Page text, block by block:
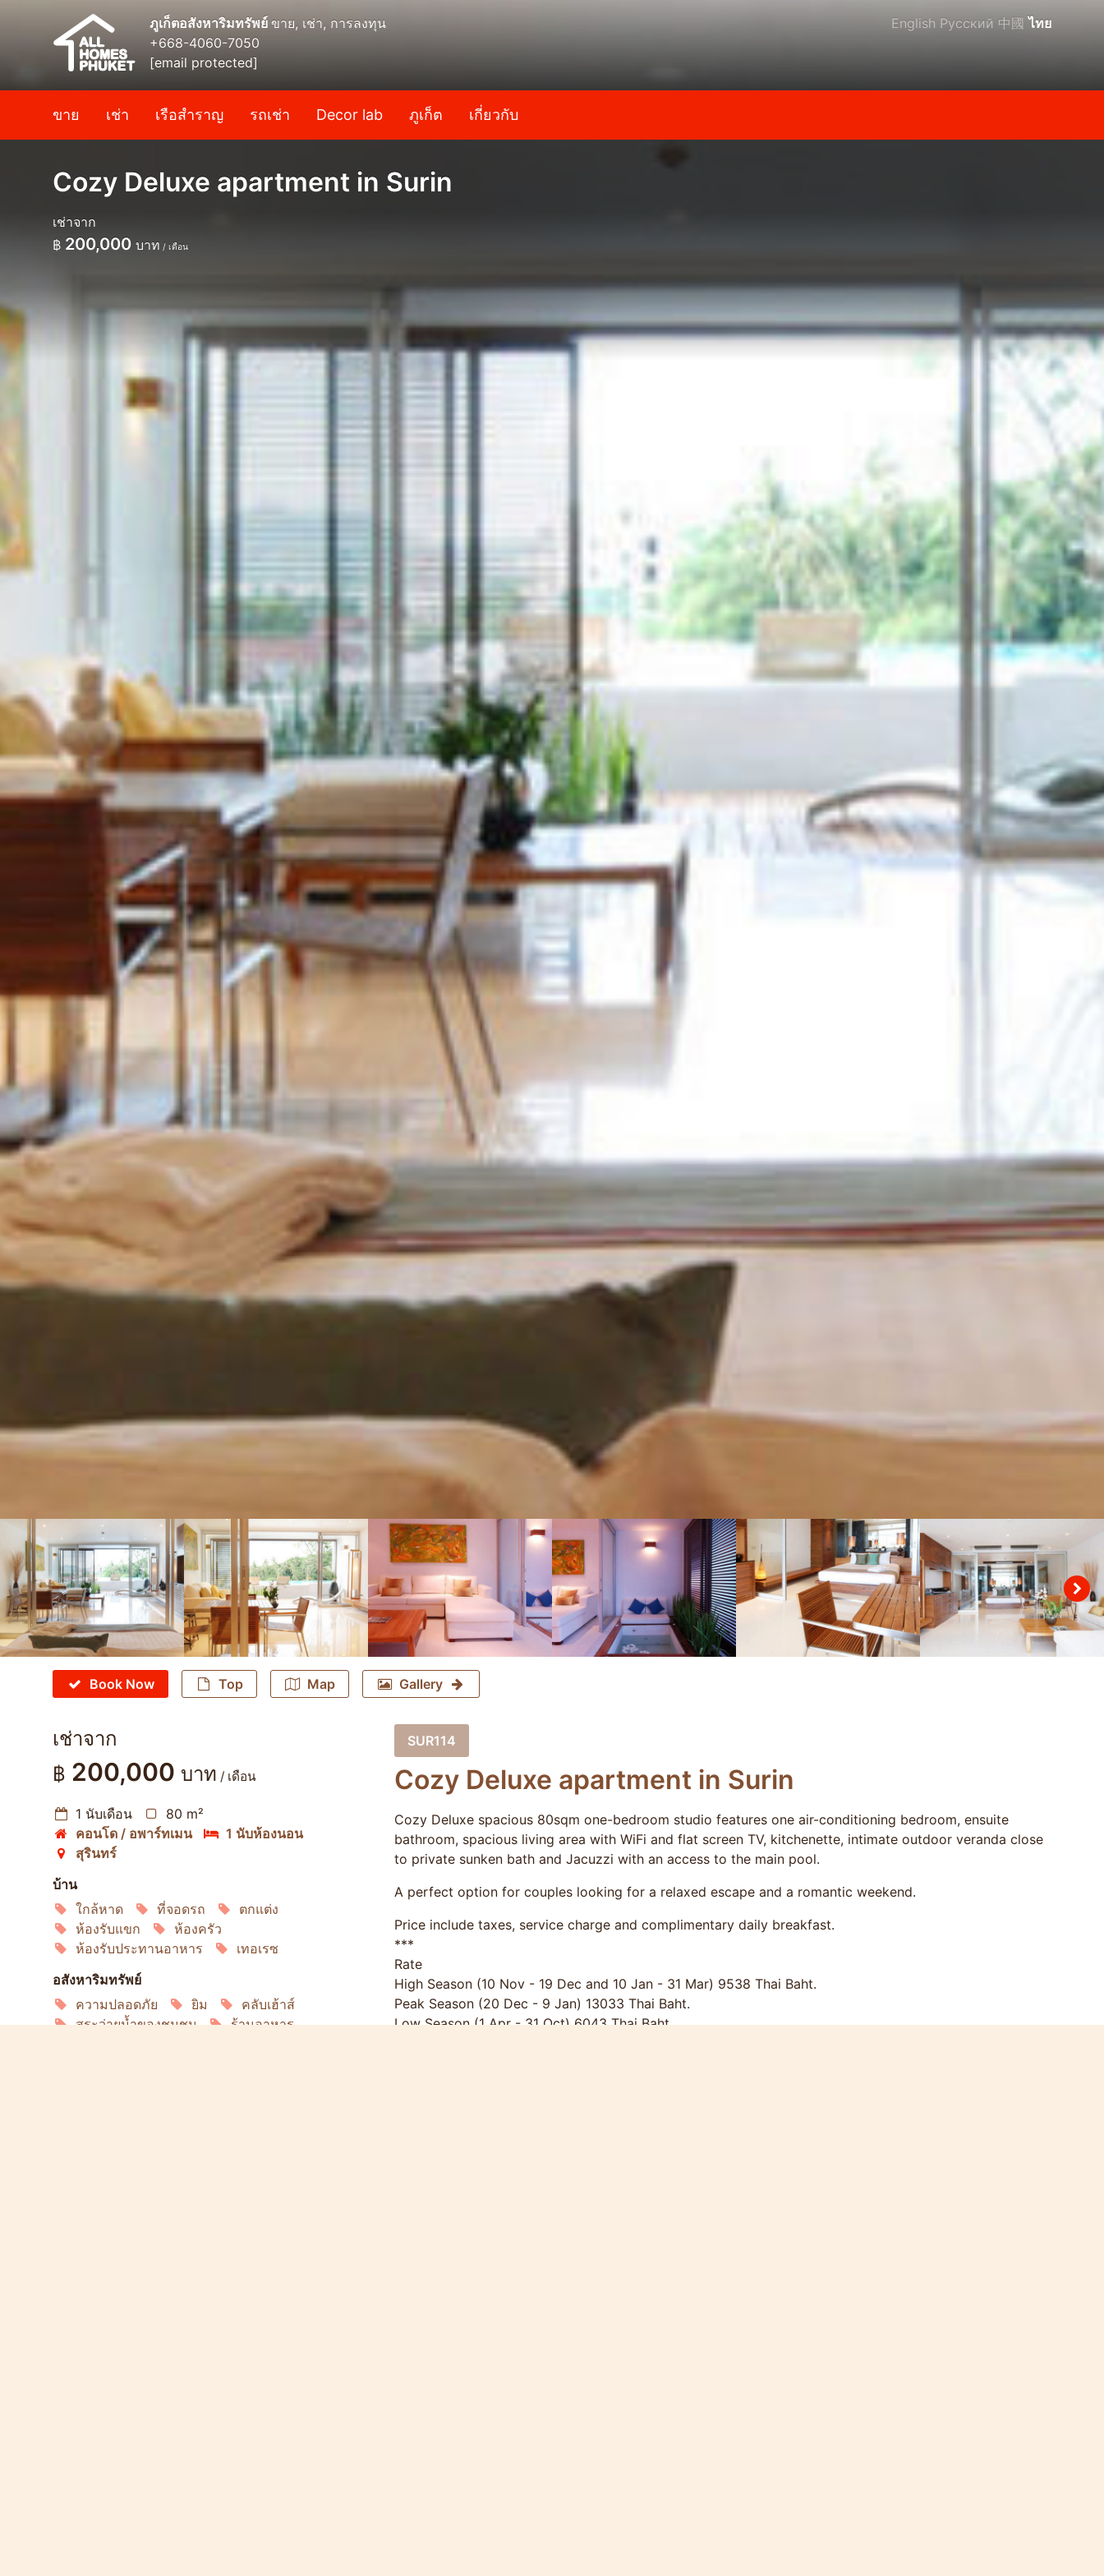
ภูเก็ตอสังหาริมทรัพย์ ขาย, เช่า, การลงทุน
+668-4060-7050
[email protected]
English Русский 中國 ไทย
ขาย เช่า เรือสำราญ รถเช่า Decor lab ภูเก็ต เกี่ยวกับ
Cozy Deluxe apartment in Surin
เช่าจาก
฿ 200,000 บาท / เดือน
Book Now Top Map Gallery
เช่าจาก
฿ 200,000 บาท / เดือน
1 นับเดือน
80 m²
คอนโด / อพาร์ทเมน
1 นับห้องนอน
สุรินทร์
บ้าน
ใกล้หาด
ที่จอดรถ
ตกแต่ง
ห้องรับแขก
ห้องครัว
ห้องรับประทานอาหาร
เทอเรซ
อสังหาริมทรัพย์
ความปลอดภัย
ยิม
คลับเฮ้าส์
สระว่ายน้ำของชุมชน
ร้านอาหาร
SUR114
Cozy Deluxe apartment in Surin
Cozy Deluxe spacious 80sqm one-bedroom studio features one air-conditioning bedroom, ensuite
bathroom, spacious living area with WiFi and flat screen TV, kitchenette, intimate outdoor veranda close
to private sunken bath and Jacuzzi with an access to the main pool.
A perfect option for couples looking for a relaxed escape and a romantic weekend.
Price include taxes, service charge and complimentary daily breakfast.
***
Rate
High Season (10 Nov - 19 Dec and 10 Jan - 31 Mar) 9538 Thai Baht.
Peak Season (20 Dec - 9 Jan) 13033 Thai Baht.
Low Season (1 Apr - 31 Oct) 6043 Thai Baht.